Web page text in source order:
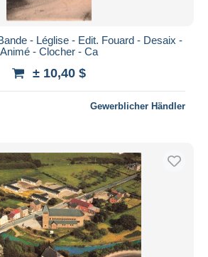
- Léglise - Edit. Fouard - Desaix -
Animé - Clocher - Ca
± 10,40 $
Gewerblicher Händler